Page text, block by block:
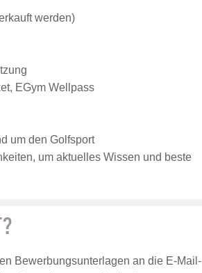
werden)
EGym Wellpass
um den Golfsport
um aktuelles Wissen und beste
Bewerbungsunterlagen an die E-Mail-